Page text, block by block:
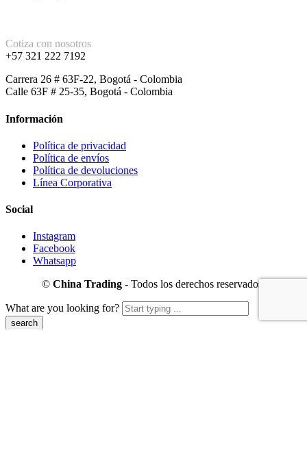
Cotiza con nosotros
+57 321 222 7192
Carrera 26 # 63F-22, Bogotá - Colombia
Calle 63F # 25-35, Bogotá - Colombia
Información
Política de privacidad
Política de envíos
Política de devoluciones
Línea Corporativa
Social
Instagram
Facebook
Whatsapp
© China Trading - Todos los derechos reservados!
What are you looking for?